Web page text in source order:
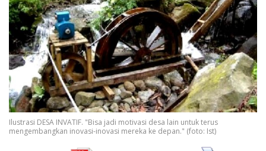
Ilustrasi DESA INVATIF. "Bisa jadi motivasi desa lain untuk terus
mengembangkan inovasi-inovasi mereka ke depan." (foto: Ist)